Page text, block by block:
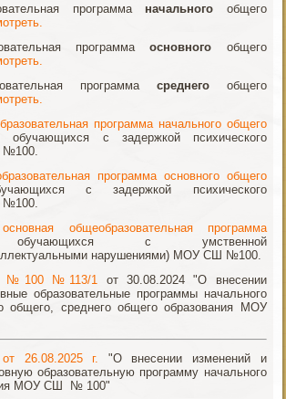
программа начального общего
программаосновного общего
программа среднегообщего
программа начального общего
с задержкой психического
программа основного общего
с задержкой психического
общеобразовательная программа
с умственной
нарушениями) МОУ СШ №100.
№100 №113/1
от 30.08.2024 "О внесении
образовательные программы начального
общего, среднего общего образования МОУ
26.08.2025 г. "О внесении изменений и
образовательную программу начального
МОУ СШ № 100"